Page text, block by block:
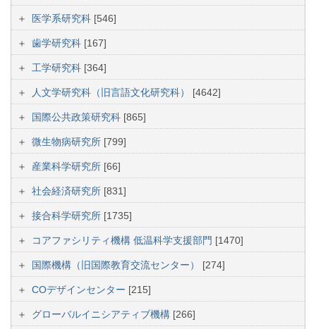
医学系研究科 [546]
歯学研究科 [167]
工学研究科 [364]
人文学研究科（旧言語文化研究科） [4642]
国際公共政策研究科 [865]
微生物病研究所 [799]
産業科学研究所 [66]
社会経済研究所 [831]
接合科学研究所 [1735]
コアファシリティ機構 低温科学支援部門 [1470]
国際機構（旧国際教育交流センター） [274]
COデザインセンター [215]
グローバルイニシアティブ機構 [266]